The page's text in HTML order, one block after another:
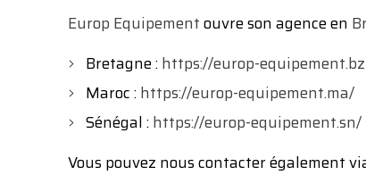
Europ Equipementouvre son agence en
Bretagne :https://europ-
Maroc :https://europ-equipement.ma/
Sénégal :https://europ-equipement.sn/
Vous pouvez nous contacter également